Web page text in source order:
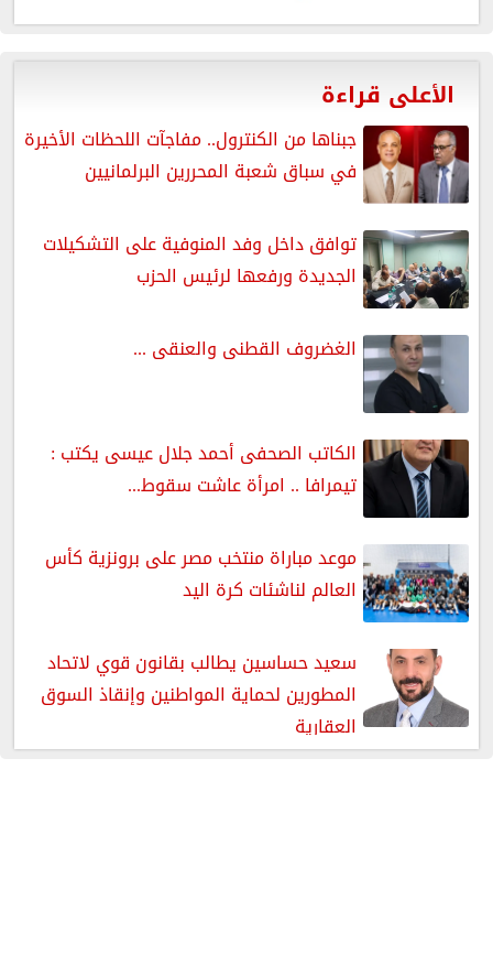
الأعلى قراءة
جبناها من الكنترول.. مفاجآت اللحظات الأخيرة
في سباق شعبة المحررين البرلمانيين
توافق داخل وفد المنوفية على التشكيلات
الجديدة ورفعها لرئيس الحزب
الغضروف القطنى والعنقى ...
الكاتب الصحفى أحمد جلال عيسى يكتب :
تيمرافا .. امرأة عاشت سقوط...
موعد مباراة منتخب مصر على برونزية كأس
العالم لناشئات كرة اليد
سعيد حساسين يطالب بقانون قوي لاتحاد
المطورين لحماية المواطنين وإنقاذ السوق
العقارية